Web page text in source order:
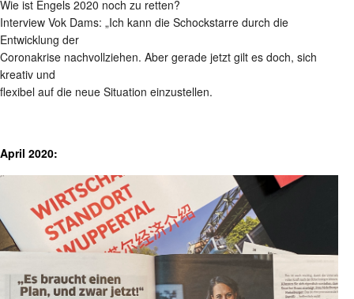
Wie ist Engels 2020 noch zu retten?
Interview Vok Dams: „Ich kann die Schockstarre durch die
Entwicklung der
Coronakrise nachvollziehen. Aber gerade jetzt gilt es doch, sich
kreativ und
flexibel auf die neue Situation einzustellen.
April 2020: